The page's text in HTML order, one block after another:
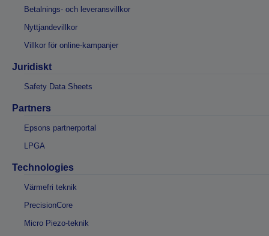
Betalnings- och leveransvillkor
Nyttjandevillkor
Villkor för online-kampanjer
Juridiskt
Safety Data Sheets
Partners
Epsons partnerportal
LPGA
Technologies
Värmefri teknik
PrecisionCore
Micro Piezo-teknik